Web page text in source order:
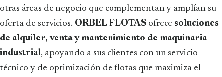
otras áreas de negocio que complementan y amplían su
oferta de servicios. ORBEL FLOTAS ofrece soluciones
de alquiler, venta y mantenimiento de maquinaria
industrial, apoyando a sus clientes con un servicio
técnico y de optimización de flotas que maximiza el